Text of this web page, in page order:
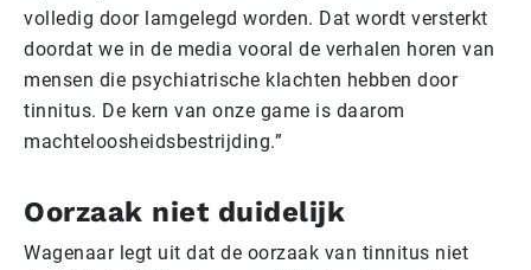
volledig door lamgelegd worden. Dat wordt versterkt
doordat we in de media vooral de verhalen horen van
mensen die psychiatrische klachten hebben door
tinnitus. De kern van onze game is daarom
machteloosheidsbestrijding.”
Oorzaak niet duidelijk
Wagenaar legt uit dat de oorzaak van tinnitus niet